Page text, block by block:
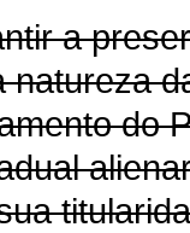
a
natureza
do